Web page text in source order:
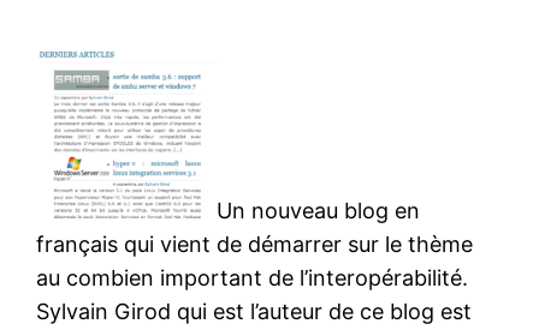
Un nouveau blog en
français qui vient de démarrer sur le thème
au combien important de l’interopérabilité.
Sylvain Girod qui est l’auteur de ce blog est